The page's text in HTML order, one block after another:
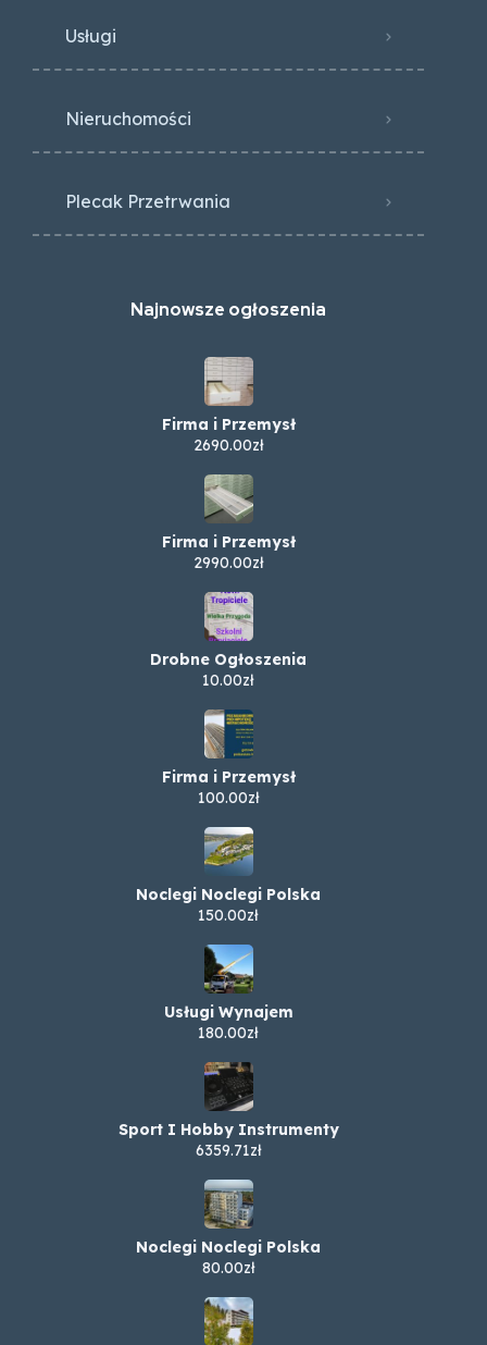
Usługi
Nieruchomości
Plecak Przetrwania
Najnowsze ogłoszenia
Firma i Przemysł
2690.00zł
Firma i Przemysł
2990.00zł
Drobne Ogłoszenia
10.00zł
Firma i Przemysł
100.00zł
Noclegi Noclegi Polska
150.00zł
Usługi Wynajem
180.00zł
Sport I Hobby Instrumenty
6359.71zł
Noclegi Noclegi Polska
80.00zł